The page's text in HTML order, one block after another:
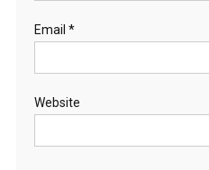
Email *
Website